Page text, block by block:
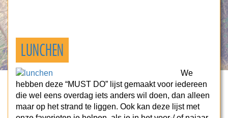
LUNCHEN
We
hebben deze “MUST DO” lijst gemaakt voor iedereen
die wel eens overdag iets anders wil doen, dan alleen
maar op het strand te liggen. Ook kan deze lijst met